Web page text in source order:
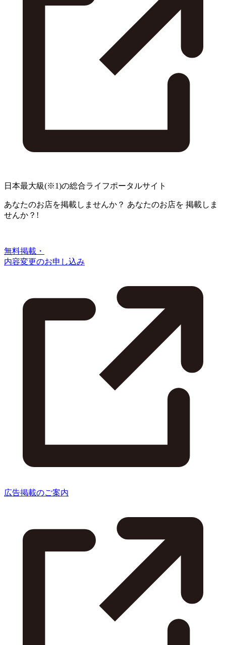
日本最大級(※1)の総合ライフポータルサイト
あなたのお店を掲載しませんか？ あなたのお店を 掲載しま
せんか？!
無料掲載・
内容変更のお申し込み
広告掲載のご案内